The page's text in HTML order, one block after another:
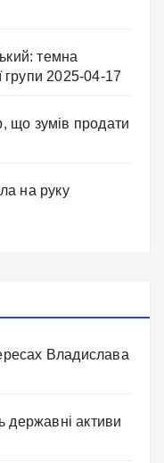
темна
групи 2025-04-17
що зумів продати
на руку
Владислава
активи